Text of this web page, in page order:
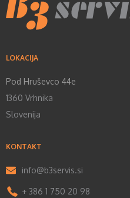
LOKACIJA
Pod Hruševco 44e
1360 Vrhnika
Slovenija
KONTAKT
info@b3servis.si
+ 386 1 750 20 98